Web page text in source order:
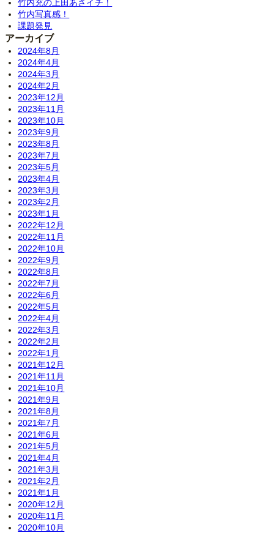
竹内充の上田あさイチ！
竹内写真感！
課題発見
アーカイブ
2024年8月
2024年4月
2024年3月
2024年2月
2023年12月
2023年11月
2023年10月
2023年9月
2023年8月
2023年7月
2023年5月
2023年4月
2023年3月
2023年2月
2023年1月
2022年12月
2022年11月
2022年10月
2022年9月
2022年8月
2022年7月
2022年6月
2022年5月
2022年4月
2022年3月
2022年2月
2022年1月
2021年12月
2021年11月
2021年10月
2021年9月
2021年8月
2021年7月
2021年6月
2021年5月
2021年4月
2021年3月
2021年2月
2021年1月
2020年12月
2020年11月
2020年10月